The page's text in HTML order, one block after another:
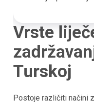
Vrste
Turskoj
Postoje različiti načini